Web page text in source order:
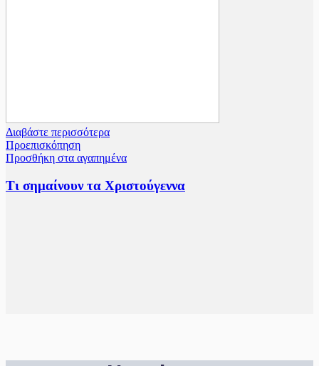
Διαβάστε περισσότερα
Προεπισκόπηση
Προσθήκη στα αγαπημένα
Τι σημαίνουν τα Χριστούγεννα